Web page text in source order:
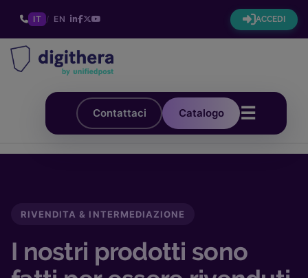
IT / EN ACCEDI
Contattaci Catalogo ☰
RIVENDITA & INTERMEDIAZIONE
I nostri prodotti sono